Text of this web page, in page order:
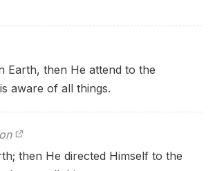
Earth, then He attend to the
aware of all things.
then He directed Himself to the